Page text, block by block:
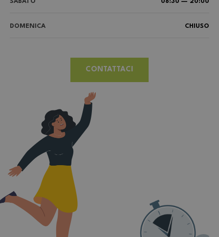
SABATO 08:30 — 20:00
DOMENICA CHIUSO
CONTATTACI